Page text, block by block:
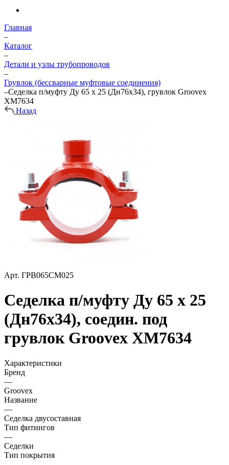
Главная
–
Каталог
–
Детали и узлы трубопроводов
–
Грувлок (бессварные муфтовые соединения)
–Седелка п/муфту Ду 65 х 25 (Дн76х34), грувлок Groovex
XМ7634
Назад
Арт. ГРВ065СМ025
Седелка п/муфту Ду 65 х 25
(Дн76х34), соедин. под
грувлок Groovex XМ7634
Характеристики
Бренд
—
Groovex
Название
—
Седелка двусоставная
Тип фитингов
—
Седелки
Тип покрытия